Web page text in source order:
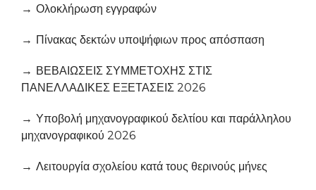
Ολοκλήρωση εγγραφών
Πίνακας δεκτών υποψήφιων προς απόσπαση
ΒΕΒΑΙΩΣΕΙΣ ΣΥΜΜΕΤΟΧΗΣ ΣΤΙΣ
ΠΑΝΕΛΛΑΔΙΚΕΣ ΕΞΕΤΑΣΕΙΣ 2026
Υποβολή μηχανογραφικού δελτίου και παράλληλου
μηχανογραφικού 2026
Λειτουργία σχολείου κατά τους θερινούς μήνες